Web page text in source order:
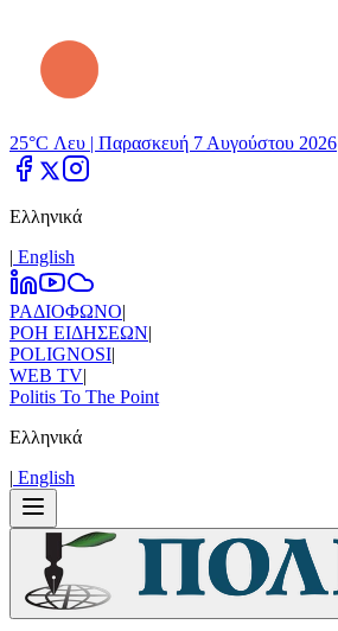
25°C Λευ | Παρασκευή 7 Αυγούστου 2026
Ελληνικά
| Εnglish
ΡΑΔΙΟΦΩΝΟ|
ΡΟΗ ΕΙΔΗΣΕΩΝ|
POLIGNOSI|
WEB TV|
Politis To The Point
Ελληνικά
| Εnglish